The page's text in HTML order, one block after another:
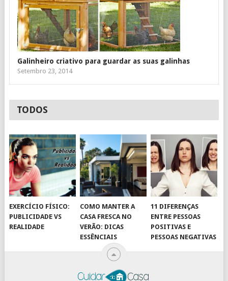
Galinheiro criativo para guardar as suas galinhas
Setembro 23, 2014
TODOS
EXERCÍCIO FÍSICO:
PUBLICIDADE VS
REALIDADE
COMO MANTER A
CASA FRESCA NO
VERÃO: DICAS
ESSÊNCIAIS
11 DIFERENÇAS
ENTRE PESSOAS
POSITIVAS E
PESSOAS NEGATIVAS